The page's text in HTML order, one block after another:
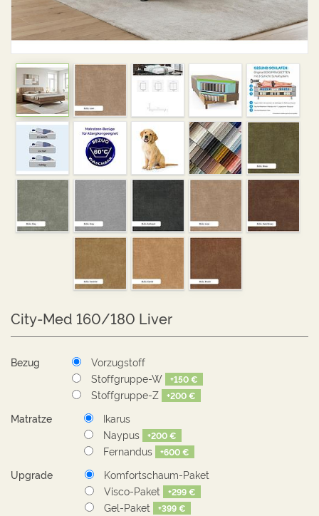
City-Med 160/180 Liver
Bezug
Vorzugstoff
Stoffgruppe-W
+150 €
Stoffgruppe-Z +200 €
Matratze
Ikarus
Naypus
+200 €
Fernandus +600 €
Upgrade
Komfortschaum-Paket
Visco-Paket
+299 €
Gel-Paket +399 €